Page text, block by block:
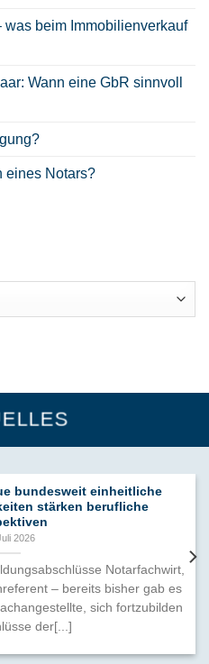
beim Immobilienverkauf
Wann eine GbR sinnvoll
eines Notars?
bundesweit einheitliche
stärken berufliche
2026
Notarfachwirt,
– bereits bisher gab es
sich fortzubilden
der[...]